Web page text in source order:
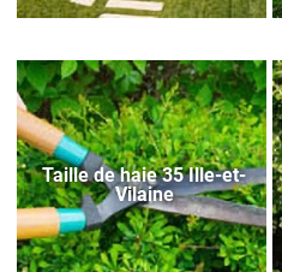
Taille de haie 35 Ille-et-
Vilaine